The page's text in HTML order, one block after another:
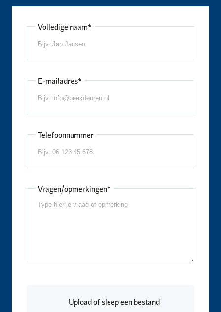
Volledige naam*
E-mailadres*
Telefoonnummer
Vragen/opmerkingen*
Uploadof sleep een bestand